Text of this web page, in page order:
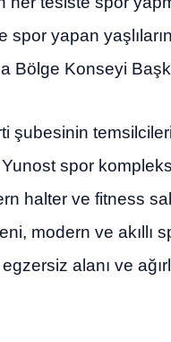
yapan yaşlıların
Bölge Konseyi
şubesinin
spor
halter ve fitness
modern ve akıllı
alanı ve